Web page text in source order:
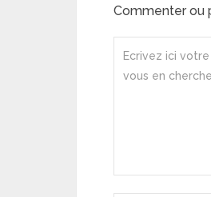
Commenter ou